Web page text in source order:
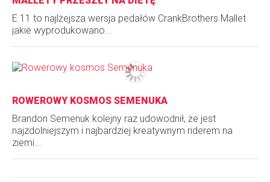
E 11 to najlżejsza wersja pedałów CrankBrothers Mallet
jakie wyprodukowano...
ROWEROWY KOSMOS SEMENUKA
Brandon Semenuk kolejny raz udowodnił, że jest
najzdolniejszym i najbardziej kreatywnym riderem na
ziemi...